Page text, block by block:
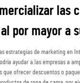
las
por mayor a
estrategias de marketing en
ayudar a las empresas a
que ofrecer descuentos o